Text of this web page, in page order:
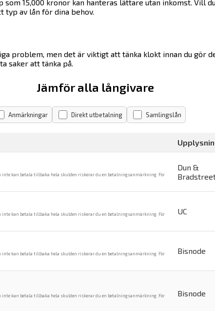
15,000 kronor kan hanteras lättare utan inkomst. Vill
typ av lån för dina behov.
problem, men det är viktigt att tänka klokt innan du gör
saker att tänka på.
Jämför alla långivare
Anmärkningar Direkt utbetalning Samlingslån
inte kan betala tillbaka hela skulden riskerar du en betalningsanmärkning. För
Dun &
inte kan betala tillbaka hela skulden riskerar du en betalningsanmärkning. För
UC
inte kan betala tillbaka hela skulden riskerar du en betalningsanmärkning. För
Bisnode
inte kan betala tillbaka hela skulden riskerar du en betalningsanmärkning. För
Bisnode